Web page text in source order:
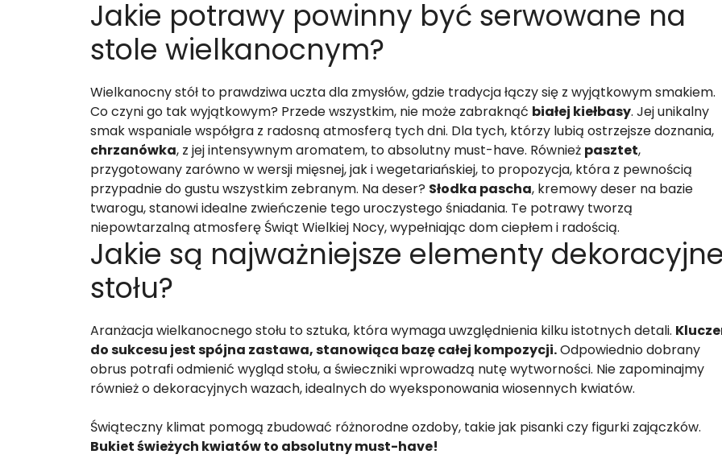
Jakie potrawy powinny być serwowane na
stole wielkanocnym?
Wielkanocny stół to prawdziwa uczta dla zmysłów, gdzie tradycja łączy się z wyjątkowym smakiem.
Co czyni go tak wyjątkowym? Przede wszystkim, nie może zabraknąć białej kiełbasy. Jej unikalny
smak wspaniale współgra z radosną atmosferą tych dni. Dla tych, którzy lubią ostrzejsze doznania,
chrzanówka, z jej intensywnym aromatem, to absolutny must-have. Również pasztet,
przygotowany zarówno w wersji mięsnej, jak i wegetariańskiej, to propozycja, która z pewnością
przypadnie do gustu wszystkim zebranym. Na deser? Słodka pascha, kremowy deser na bazie
twarogu, stanowi idealne zwieńczenie tego uroczystego śniadania. Te potrawy tworzą
niepowtarzalną atmosferę Świąt Wielkiej Nocy, wypełniając dom ciepłem i radością.
Jakie są najważniejsze elementy
stołu?
Aranżacja wielkanocnego stołu to sztuka, która wymaga uwzględnienia kilku istotnych detali.
do sukcesu jest spójna zastawa, stanowiąca bazę całej kompozycji.Odpowiednio dobrany
obrus potrafi odmienić wygląd stołu, a świeczniki wprowadzą nutę wytworności. Nie zapominajmy
również o dekoracyjnych wazach, idealnych do wyeksponowania wiosennych kwiatów.
Świąteczny klimat pomogą zbudować różnorodne ozdoby, takie jak pisanki czy figurki zajączków.
Bukiet świeżych kwiatów to absolutny must-have!